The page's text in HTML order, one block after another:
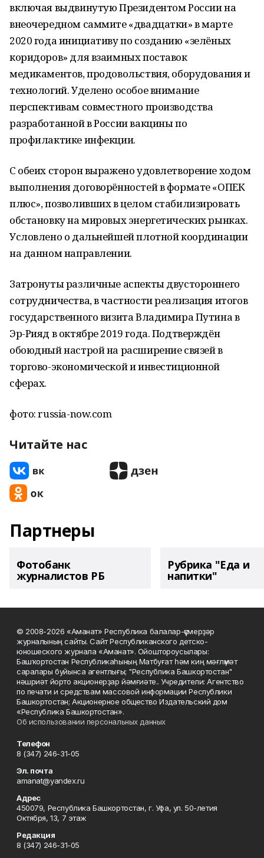
включая выдвинутую Президентом России на
внеочередном саммите «двадцатки» в марте
2020 года инициативу по созданию «зелёных
коридоров» для взаимных поставок
медикаментов, продовольствия, оборудования и
технологий. Уделено особое внимание
перспективам совместного производства
разработанной в России вакцины по
профилактике инфекции.
С обеих сторон выражено удовлетворение ходом
выполнения договорённостей в формате «ОПЕК
плюс», позволивших в целом стабилизировать
обстановку на мировых энергетических рынках.
Условлено о дальнейшей плотной координации
на данном направлении.
Затронуты различные аспекты двустороннего
сотрудничества, в частности реализация итогов
государственного визита Владимира Путина в
Эр-Рияд в октябре 2019 года. Подтверждён
обоюдный настрой на расширение связей в
торгово-экономической и инвестиционной
сферах.
фото: russia-now.com
Читайте нас
Партнеры
Фотобанк
журналистов РБ
Рубрика "Еда и
напитки"
© 2008-2026 «Аманат» Республика балалар-үҫмерҙәр
журналының сайты. Сайт Республиканского детско-
юношеского журнала «Аманат». Ойоштороусылары:
Башҡортостан Республикаһының Матбуғат һәм киң мәғлүмәт
саралары буйынса агентлығы; "Республика Башкортостан"
нәшриәт йорто акционерҙар йәмғиәте.. Учредители: Агентство
по печати и средствам массовой информации Республики
Башкортостан; Акционерное общество Издательский дом
«Республика Башкортостан».
Об использовании персональных данных
Телефон
8 (347) 246-31-05
Эл. почта
amanat@yandex.ru
Адрес
450079, Республика Башкортостан, г. Уфа, ул. 50-летия
Октября, 13, 7 этаж
Редакция
8 (347) 246-31-05